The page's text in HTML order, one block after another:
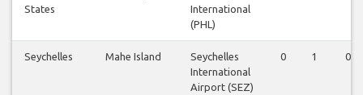
States
International
(PHL)
Seychelles Mahe Island
Seychelles
International
Airport (SEZ)
0 1 0